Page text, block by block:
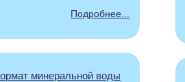
Подробнее...
минеральной воды